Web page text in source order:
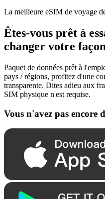
La meilleure eSIM de voyage
Êtes-vous prêt à
changer votre
Paquet de données prêt à
pays / régions, profitez d'une
transparente. Dites adieu aux
SIM physique n'est requise.
Vous n'avez pas encore